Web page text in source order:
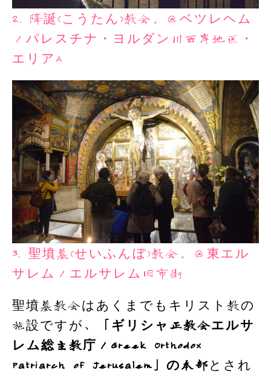
2. 降誕(こうたん)教会。＠ベツレヘム
／パレスチナ・ヨルダン川西岸地区・
エリアA
3. 聖墳墓(せいふんぼ)教会。＠東エル
サレム／エルサレム旧市街
聖墳墓教会はあくまでもキリスト教の
施設ですが、
「ギリシャ正教会エルサ
レム総主教庁／Greek Orthodox
Patriarch of Jerusalem」の本部とされ